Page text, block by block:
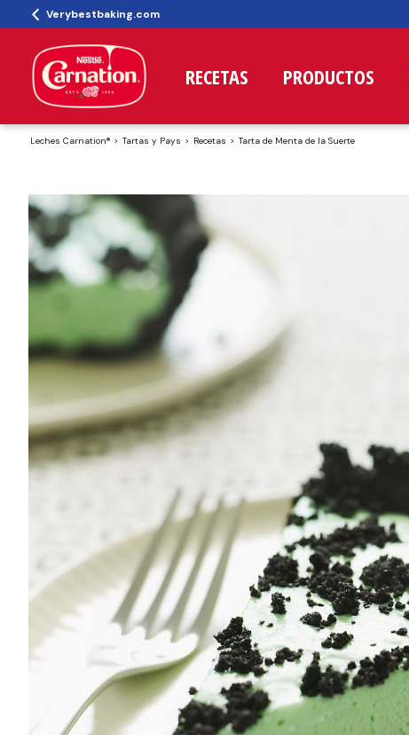
Verybestbaking.com
RECETAS PRODUCTOS
Leches Carnation® Tartas y Pays Recetas Tarta de Menta de la Suerte